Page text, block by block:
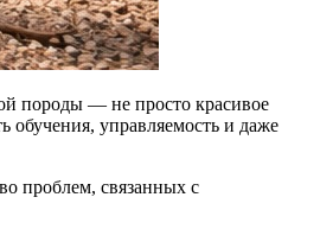
породы — не просто красивое
обучения, управляемость и даже
проблем, связанных с